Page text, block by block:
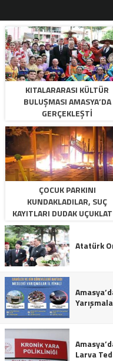
KITALARARASI KÜLTÜR
BULUŞMASI AMASYA’DA
GERÇEKLEŞTI
ÇOCUK PARKINI
KUNDAKLADILAR, SUÇ
KAYITLARI DUDAK
Atatürk
Larva